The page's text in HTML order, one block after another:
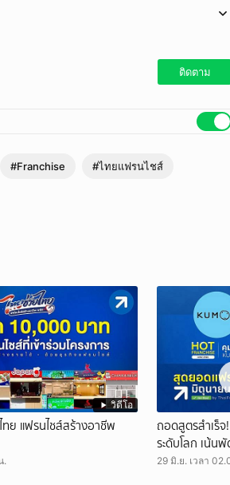
ติดตาม
#Franchise #ไทยแฟรนไชส์
วิดีโอ
ทย แฟรนไชส์สร้างอาชีพ
.
ถอดสูตรสำเร็จ!
ระดับโลก เน้น
ใหม่!
29 มิ.ย. เวลา